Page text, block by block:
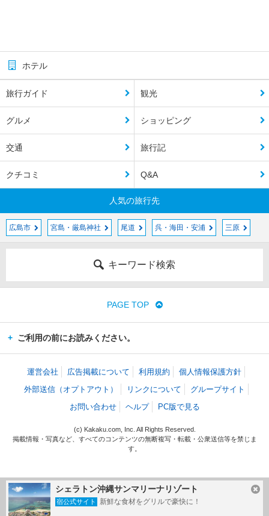
シェラトン沖縄サンマリーナリゾート
宿公式サイト 新鮮な食材をグリルで豪快に！
ホテル
旅行ガイド 観光
グルメ ショッピング
交通 旅行記
クチコミ Q&A
人気の旅行先
広島市 宮島・厳島神社 尾道 呉・海田・安浦 三原
キーワード検索
PAGE TOP
ご利用の前にお読みください。
運営会社 広告掲載について 利用規約
個人情報保護方針
外部送信（オプトアウト）
リンクについて
グループサイト
お問い合わせ
ヘルプ PC版で見る
(c) Kakaku.com, Inc. All Rights Reserved.
掲載情報・写真など、すべてのコンテンツの無断複写・転載・公衆送信等を禁じま
す。